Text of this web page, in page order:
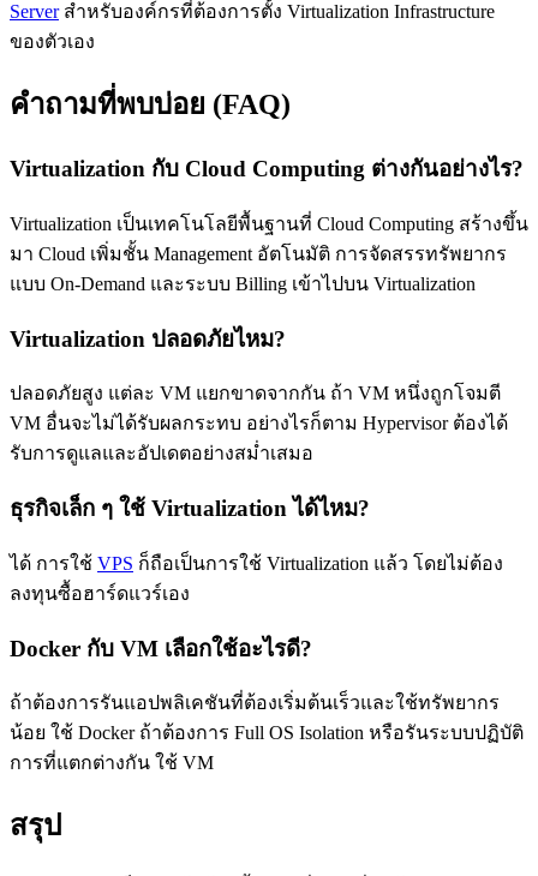
Serverสำหรับองค์กรที่ต้องการตั้ง Virtualization Infrastructure
ของตัวเอง
คำถามที่พบบ่อย (FAQ)
Virtualization กับ Cloud Computing ต่างกันอย่างไร?
Virtualization เป็นเทคโนโลยีพื้นฐานที่ Cloud Computing สร้างขึ้น
มา Cloud เพิ่มชั้น Management อัตโนมัติ การจัดสรรทรัพยากร
แบบ On-Demand และระบบ Billing เข้าไปบน Virtualization
Virtualization ปลอดภัยไหม?
ปลอดภัยสูง แต่ละ VM แยกขาดจากกัน ถ้า VM หนึ่งถูกโจมตี
VM อื่นจะไม่ได้รับผลกระทบ อย่างไรก็ตาม Hypervisor ต้องได้
รับการดูแลและอัปเดตอย่างสม่ำเสมอ
ธุรกิจเล็ก ๆ ใช้ Virtualization ได้ไหม?
ได้ การใช้ VPS ก็ถือเป็นการใช้ Virtualization แล้ว โดยไม่ต้อง
ลงทุนซื้อฮาร์ดแวร์เอง
Docker กับ VM เลือกใช้อะไรดี?
ถ้าต้องการรันแอปพลิเคชันที่ต้องเริ่มต้นเร็วและใช้ทรัพยากร
น้อย ใช้ Docker ถ้าต้องการ Full OS Isolation หรือรันระบบปฏิบัติ
การที่แตกต่างกัน ใช้ VM
สรุป